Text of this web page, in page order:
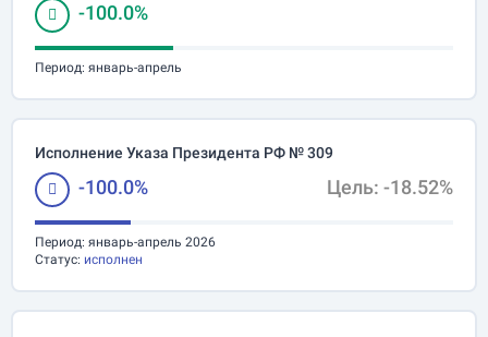
-100.0%
Период: январь-апрель
Исполнение Указа Президента РФ № 309
-100.0% Цель: -18.52%
Период: январь-апрель 2026
Статус: исполнен